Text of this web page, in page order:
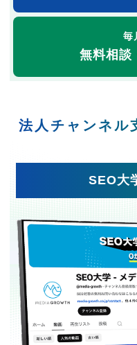
毎
無料相談
法人チャンネル
SEO大